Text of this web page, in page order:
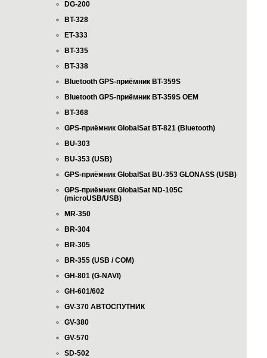
DG-200
BT-328
ET-333
BT-335
BT-338
Bluetooth GPS-приёмник BT-359S
Bluetooth GPS-приёмник BT-359S OEM
BT-368
GPS-приёмник GlobalSat BT-821 (Bluetooth)
BU-303
BU-353 (USB)
GPS-приёмник GlobalSat BU-353 GLONASS (USB)
GPS-приёмник GlobalSat ND-105C
(microUSB/USB)
MR-350
BR-304
BR-305
BR-355 (USB / COM)
GH-801 (G-NAVI)
GH-601/602
GV-370 АВТОСПУТНИК
GV-380
GV-570
SD-502